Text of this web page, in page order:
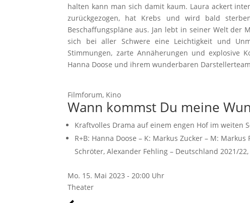
halten kann man sich damit kaum. Laura ackert
zurückgezogen, hat Krebs und wird bald
Beschaffungspläne aus. Jan lebt in seiner Welt der
sich bei aller Schwere eine Leichtigkeit und
Stimmungen, zarte Annäherungen und explosive
Hanna Doose und ihrem wunderbaren
Filmforum, Kino
Wann kommst Du meine
Kraftvolles Drama auf einem engen Hof im weiten
R+B: Hanna Doose – K: Markus Zucker– M: Markus
Schröter,Alexander Fehling – Deutschland 2021/22,
Mo. 15. Mai 2023 - 20:00 Uhr
Theater